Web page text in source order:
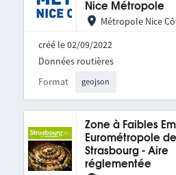
Nice Métropole
Métropole Nice
créé le 02/09/2022
Format geojson
Données routières
Zone à Faibles
Eurométropole de
Strasbourg - Aire
réglementée